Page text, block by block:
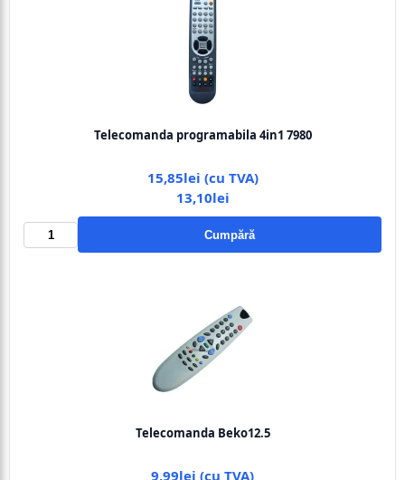
Telecomanda programabila 4in1 7980
15,85lei (cu TVA)
13,10lei
Cumpără
Telecomanda Beko12.5
9,99lei (cu TVA)